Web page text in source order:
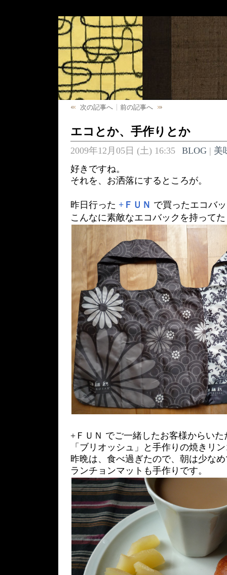
次の記事へ 前の記事へ
エコとか、手作りとか
2009年12月05日 (土) 16:35 BLOG| 美
好きですね。
それを、お洒落にするところが。
昨日行った +ＦＵＮ で買ったエコバ
こんなに素敵なエコバックを持って
+ＦＵＮ でご一緒したお客様からい
「ブリオッシュ」と手作りの焼きリ
昨晩は、食べ過ぎたので、朝は少な
ランチョンマットも手作りです。